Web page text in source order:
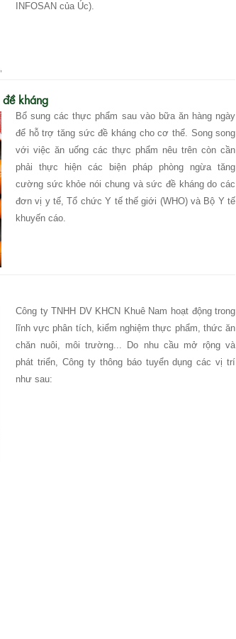
INFOSAN của Úc).
kháng
Bổ sung các thực phẩm sau vào bữa ăn hàng ngày
để hỗ trợ tăng sức đề kháng cho cơ thể. Song song
với việc ăn uống các thực phẩm nêu trên còn cần
phải thực hiện các biện pháp phòng ngừa tăng
cường sức khỏe nói chung và sức đề kháng do các
đơn vị y tế, Tổ chức Y tế thế giới (WHO) và Bộ Y tế
khuyến cáo.
Công ty TNHH DV KHCN Khuê Nam hoạt động trong
lĩnh vực phân tích, kiểm nghiệm thực phẩm, thức ăn
chăn nuôi, môi trường... Do nhu cầu mở rộng và
phát triển, Công ty thông báo tuyển dụng các vị trí
như sau: